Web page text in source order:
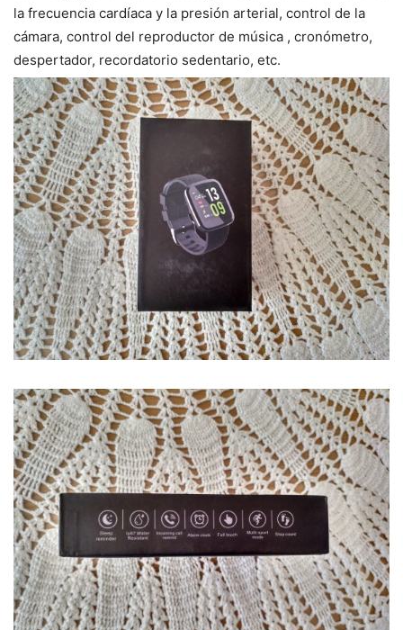
la frecuencia cardíaca y la presión arterial, control de la
cámara, control del reproductor de música , cronómetro,
despertador, recordatorio sedentario, etc.